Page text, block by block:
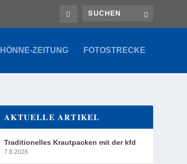
HÖNNE-ZEITUNG FOTOSTRECKE
AKTUELLE ARTIKEL
Traditionelles Krautpacken mit der kfd
7.8.2026